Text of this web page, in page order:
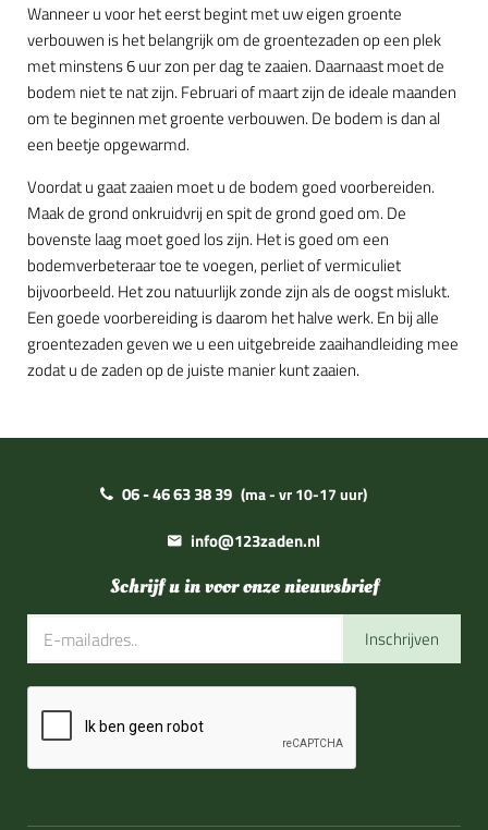
Wanneer u voor het eerst begint met uw eigen groente
verbouwen is het belangrijk om de groentezaden op een plek
met minstens 6 uur zon per dag te zaaien. Daarnaast moet de
bodem niet te nat zijn. Februari of maart zijn de ideale maanden
om te beginnen met groente verbouwen. De bodem is dan al
een beetje opgewarmd.
Voordat u gaat zaaien moet u de bodem goed voorbereiden.
Maak de grond onkruidvrij en spit de grond goed om. De
bovenste laag moet goed los zijn. Het is goed om een
bodemverbeteraar toe te voegen, perliet of vermiculiet
bijvoorbeeld. Het zou natuurlijk zonde zijn als de oogst mislukt.
Een goede voorbereiding is daarom het halve werk. En bij alle
groentezaden geven we u een uitgebreide zaaihandleiding mee
zodat u de zaden op de juiste manier kunt zaaien.
06 - 46 63 38 39 (ma - vr 10-17 uur)
info@123zaden.nl
Schrijf u in voor onze nieuwsbrief
Inschrijven